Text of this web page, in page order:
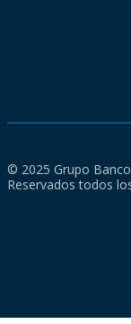
© 2025 Grupo
Reservados todos